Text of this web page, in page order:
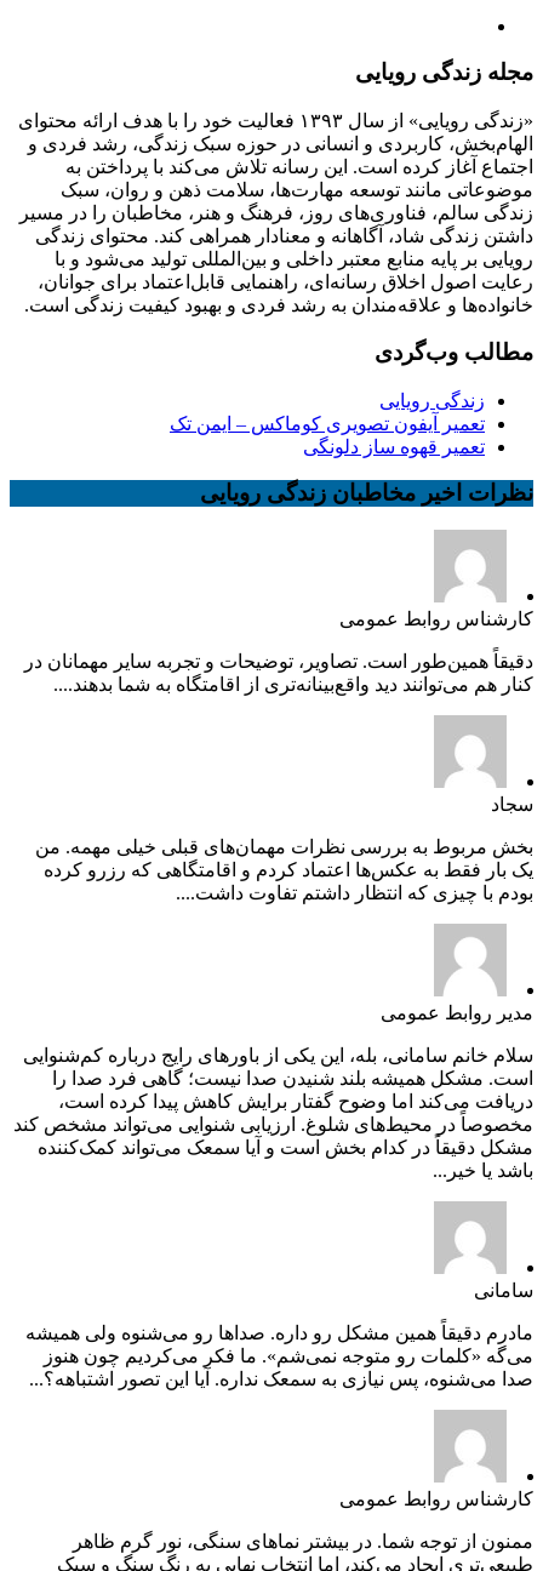
مجله زندگی رویایی
«زندگی رویایی» از سال ۱۳۹۳ فعالیت خود را با هدف ارائه محتوای
الهام‌بخش، کاربردی و انسانی در حوزه سبک زندگی، رشد فردی و
اجتماع آغاز کرده است. این رسانه تلاش می‌کند با پرداختن به
موضوعاتی مانند توسعه مهارت‌ها، سلامت ذهن و روان، سبک
زندگی سالم، فناوری‌های روز، فرهنگ و هنر، مخاطبان را در مسیر
داشتن زندگی شاد، آگاهانه و معنادار همراهی کند. محتوای زندگی
رویایی بر پایه منابع معتبر داخلی و بین‌المللی تولید می‌شود و با
رعایت اصول اخلاق رسانه‌ای، راهنمایی قابل‌اعتماد برای جوانان،
خانواده‌ها و علاقه‌مندان به رشد فردی و بهبود کیفیت زندگی است.
مطالب وب‌گردی
زندگی رویایی
تعمیر آیفون تصویری کوماکس – ایمن تک
تعمیر قهوه ساز دلونگی
نظرات اخیر مخاطبان زندگی رویایی
کارشناس روابط عمومی
دقیقاً همین‌طور است. تصاویر، توضیحات و تجربه سایر مهمانان در
کنار هم می‌توانند دید واقع‌بینانه‌تری از اقامتگاه به شما بدهند....
سجاد
بخش مربوط به بررسی نظرات مهمان‌های قبلی خیلی مهمه. من
یک بار فقط به عکس‌ها اعتماد کردم و اقامتگاهی که رزرو کرده
بودم با چیزی که انتظار داشتم تفاوت داشت....
مدیر روابط عمومی
سلام خانم سامانی، بله، این یکی از باورهای رایج درباره کم‌شنوایی
است. مشکل همیشه بلند شنیدن صدا نیست؛ گاهی فرد صدا را
دریافت می‌کند اما وضوح گفتار برایش کاهش پیدا کرده است،
مخصوصاً در محیط‌های شلوغ. ارزیابی شنوایی می‌تواند مشخص کند
مشکل دقیقاً در کدام بخش است و آیا سمعک می‌تواند کمک‌کننده
باشد یا خیر...
سامانی
مادرم دقیقاً همین مشکل رو داره. صداها رو می‌شنوه ولی همیشه
می‌گه «کلمات رو متوجه نمی‌شم». ما فکر می‌کردیم چون هنوز
صدا می‌شنوه، پس نیازی به سمعک نداره. آیا این تصور اشتباهه؟...
کارشناس روابط عمومی
ممنون از توجه شما. در بیشتر نماهای سنگی، نور گرم ظاهر
طبیعی‌تری ایجاد می‌کند، اما انتخاب نهایی به رنگ سنگ و سبک